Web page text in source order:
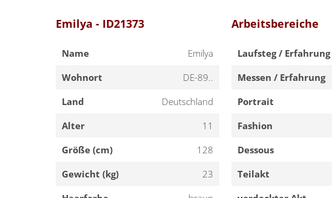
Emilya - ID21373
Name
Emilya
Wohnort
DE-89..
Land
Deutschland
Alter
11
Größe (cm)
128
Gewicht (kg)
23
Arbeitsbereiche
Laufsteg / Erfahrung
Messen / Erfahrung
Portrait
Fashion
Dessous
Teilakt